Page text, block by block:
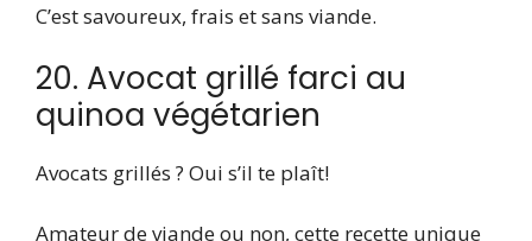
C’est savoureux, frais et sans viande.
20. Avocat grillé farci au
quinoa végétarien
Avocats grillés ? Oui s’il te plaît!
Amateur de viande ou non, cette recette unique